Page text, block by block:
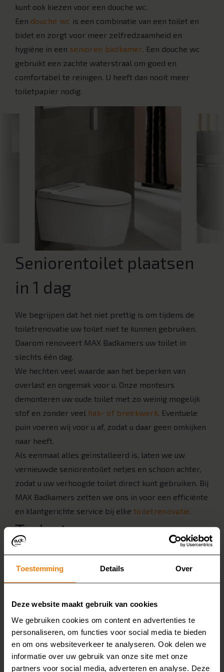
Toestemming Details Over
Deze website maakt gebruik van cookies
We gebruiken cookies om content en advertenties te
personaliseren, om functies voor social media te bieden
en om ons websiteverkeer te analyseren. Ook delen we
informatie over uw gebruik van onze site met onze
partners voor social media, adverteren en analyse. Deze
kunt ook kiezen voor een douche wc.
Een douche wc is een combinatie van een toilet en
bidet en zorgt voor meer zelfredzaamheid en
hygiëne in een senioren badkamer. Een douche wc
gebruikt een zachte waterstraal om goed en
comfortabel te reinigen. U heeft dan nooit meer
toiletpapier nodig.
Seniorentoilet plaatsen
in 1 dag
We begrijpen dat het niet prettig is om tijdens de
toiletrenovatie uw toilet niet te kunnen gebruiken.
Daarom renoveert MAX Badkamers uw toilet in
slechts één dag.
We hechten veel waarde aan het beperken van
overlast en ongemak voor u. Onze monteurs
demonteren uw oude toilet met zo weinig mogelijk
stof en zonder veel hak- of breekwerk. Eventuele
puin voeren wij voor u af, zodat u daar geen omkijken
naar heeft.
Als eenmaal alles geïnstalleerd is, laten we uw
vernieuwde seniorentoilet netjes en schoon achter,
zodat u uw verhoogde toilet direct kunt gebruiken. Bij
MAX Badkamers zetten we ons in voor een efficiënte
en klantgerichte service bij elke toiletrenovatie.
Traject van een
seniorentoilet plaatsen
Bekijk onze gratisbrochure. In de brochure staan
nieuwe seniorentoilet van MAX Badkamers. Zo kunt u
alvast ideeën en inspiratie opdoen.
(thuis)advies op maat
wensen en geven advies.
We gaan uw huidige toilet inmeten.
Ontvang nu tot €